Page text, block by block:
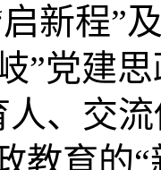
新程”
”党建
、交
教育的